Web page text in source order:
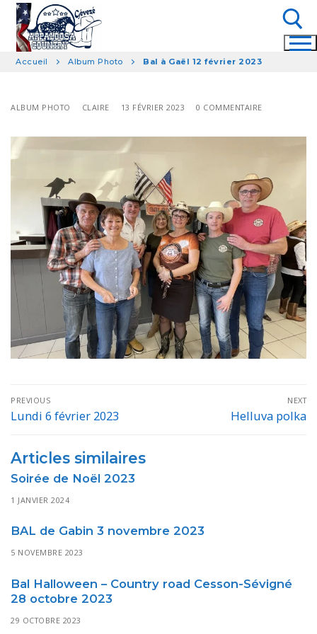
Aller
contenu
Accueil Album Photo Bal à Gaël 12 février 2023
ALBUM PHOTO CLAIRE 13 FÉVRIER 2023 0 COMMENTAIRE
Navigation
de
PREVIOUS
Previous
Lundi 6 février 2023
NEXT
Next
Helluva polka
Articles similaires
Soirée de Noël 2023
1 JANVIER 2024
BAL de Gabin 3 novembre 2023
5 NOVEMBRE 2023
Bal Halloween – Country road Cesson-Sévigné
28 octobre 2023
29 OCTOBRE 2023